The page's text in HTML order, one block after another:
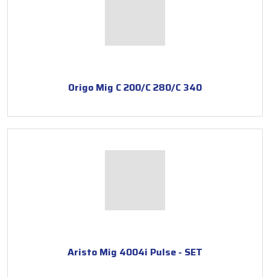
Origo Mig C 200/C 280/C 340
Aristo Mig 4004i Pulse - SET